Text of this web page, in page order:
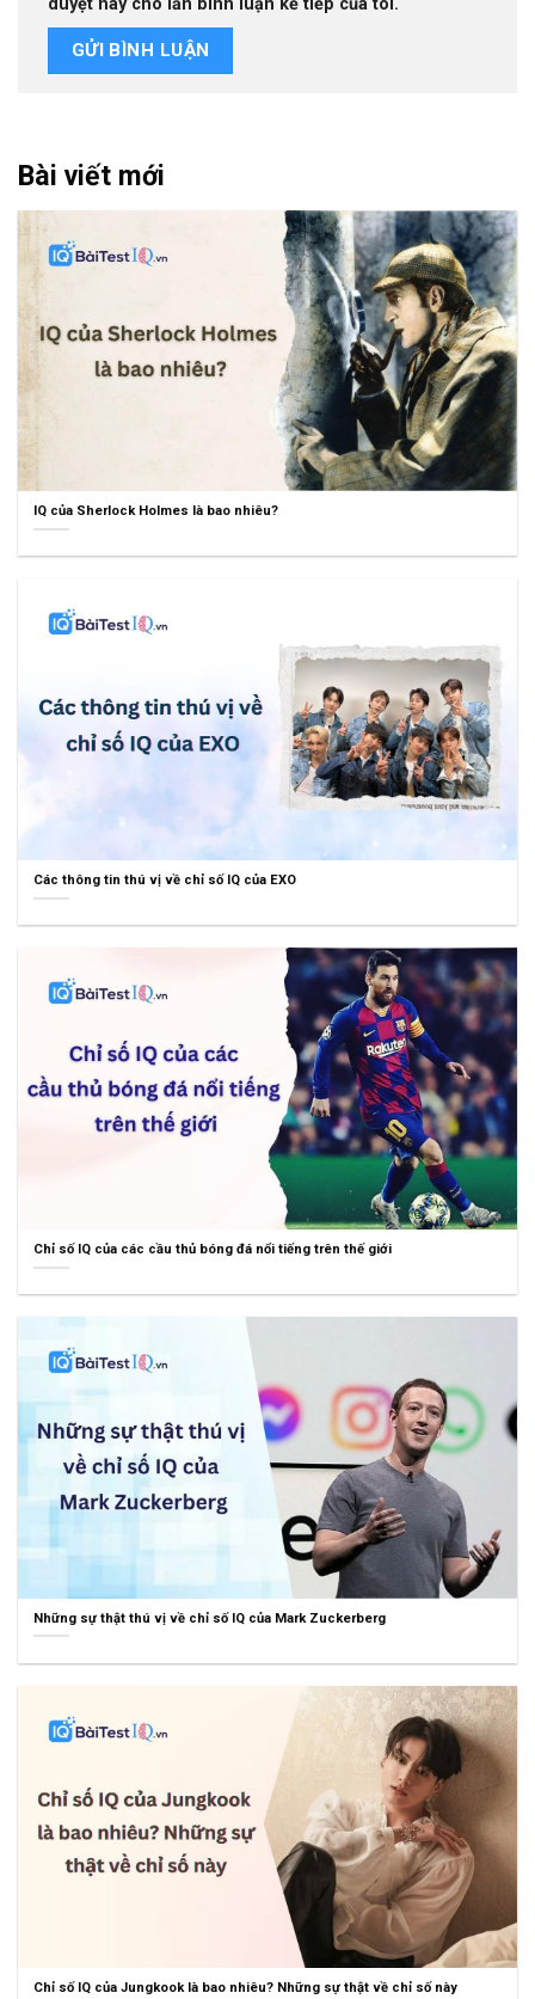
duyệt này cho lần bình luận kế tiếp của tôi.
Bài viết mới
IQ của Sherlock Holmes là bao nhiêu?
Các thông tin thú vị về chỉ số IQ của EXO
Chỉ số IQ của các cầu thủ bóng đá nổi tiếng trên thế giới
Những sự thật thú vị về chỉ số IQ của Mark Zuckerberg
Chỉ số IQ của Jungkook là bao nhiêu? Những sự thật về chỉ số này